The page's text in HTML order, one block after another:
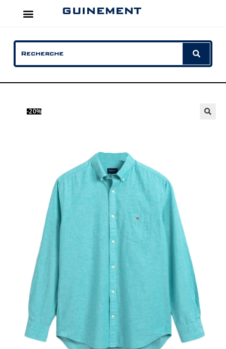
GUINEMENT
-20%